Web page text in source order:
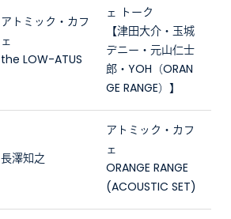
アトミック・カフ
ェ
the LOW-ATUS
ェ トーク
【津田大介・玉城
デニー・元山仁士
郎・YOH（ORAN
GE RANGE）】
長澤知之
アトミック・カフ
ェ
ORANGE RANGE
(ACOUSTIC SET)